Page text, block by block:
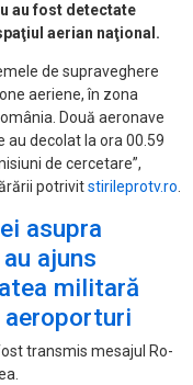
au fost detectate
aerian naţional.
de supraveghere
aeriene, în zona
Două aeronave
au decolat la ora 00.59
de cercetare”,
potrivitstirileprotv.ro.
asupra
ajuns
militară
aeroporturi
transmis mesajul Ro-